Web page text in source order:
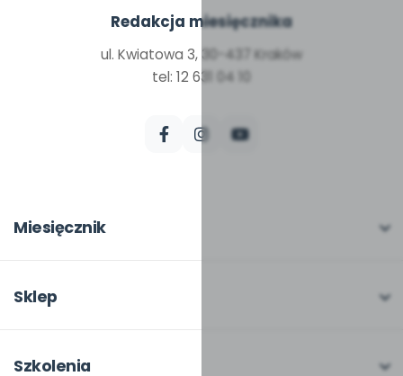
Redakcja miesięcznika
ul. Kwiatowa 3, 30-437 Kraków
tel: 12 631 04 10
Miesięcznik
W numerze
Pomoce dydaktyczne
Sklep
Moje zakupy
Szkolenia